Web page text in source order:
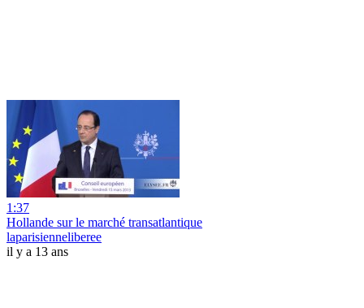
1:37
Hollande sur le marché transatlantique
laparisienneliberee
il y a 13 ans